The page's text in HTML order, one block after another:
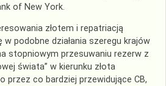
of New York.
złotem i repatriacją
w podobne działania szeregu krajów
stopniowym przesuwaniu rezerw z
świata” w kierunku złota
przez co bardziej przewidujące CB,